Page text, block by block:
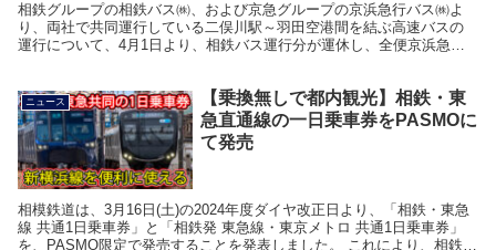
相鉄グループの相鉄バス㈱、および京急グループの京浜急行バス㈱よ
り、両社で共同運行している二俣川駅～羽田空港間を結ぶ高速バスの
運行について、4月1日より、相鉄バス運行分が運休し、全便京浜急行
ニュース
【乗換無しで都内観光】相鉄・東
急直通線の一日乗車券をPASMOに
て発売
相模鉄道は、3月16日(土)の2024年度ダイヤ改正日より、「相鉄・東急
線 共通1日乗車券」と「相鉄発 東急線・東京メトロ 共通1日乗車券」
を、PASMO限定で発売することを発表しました。 これにより、相鉄と